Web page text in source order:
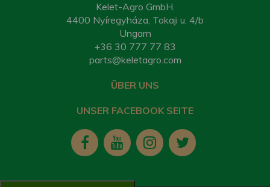
Kelet-Agro GmbH.
4400 Nyíregyháza, Tokaji u. 4/b
Ungarn
+36 30 777 77 83
parts@keletagro.com
ÜBER UNS
UNSER FACEBOOK SEITE